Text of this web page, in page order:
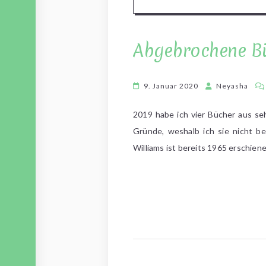
Abgebrochene
9. Januar 2020 Neyasha
2019 habe ich vier Bücher aus
Gründe, weshalb ich sie nicht
Williams ist bereits 1965